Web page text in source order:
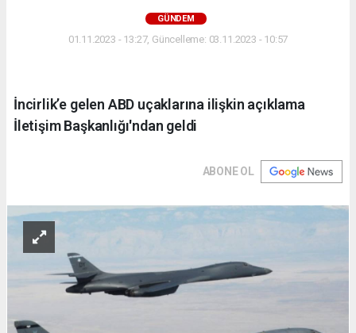
GÜNDEM
01.11.2023 - 13:27, Güncelleme: 03.11.2023 - 10:57
İncirlik’e gelen ABD uçaklarına ilişkin açıklama
İletişim Başkanlığı'ndan geldi
ABONE OL